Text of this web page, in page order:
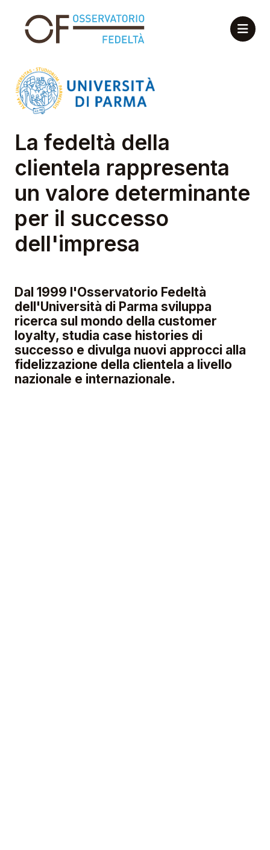
La fedeltà della
clientela rappresenta
un valore determinante
per il successo
dell'impresa
Dal 1999 l'Osservatorio Fedeltà
dell'Università di Parma sviluppa
ricerca sul mondo della customer
loyalty, studia case histories di
successo e divulga nuovi approcci alla
fidelizzazione della clientela a livello
nazionale e internazionale.